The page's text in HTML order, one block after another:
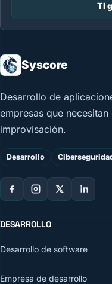
TI
Syscore
Desarrollo de
empresas que
improvisación.
Desarrollo
DESARROLLO
Desarrollo de software
Empresa de desarrollo